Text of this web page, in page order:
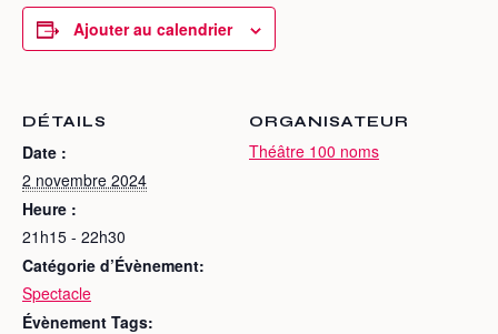
Ajouter au calendrier
DÉTAILS
Date :
2 novembre 2024
Heure :
21h15 - 22h30
Catégorie d’Évènement:
Spectacle
Évènement Tags:
ORGANISATEUR
Théâtre 100 noms